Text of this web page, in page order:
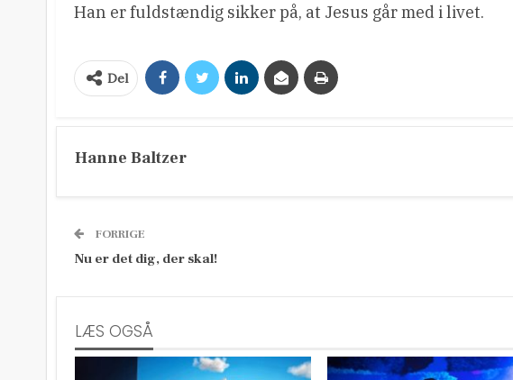
Han er fuldstændig sikker på, at Jesus går med i livet.
Del
Hanne Baltzer
FORRIGE
Nu er det dig, der skal!
LÆS OGSÅ